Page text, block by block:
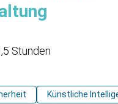
Stunden
Künstliche